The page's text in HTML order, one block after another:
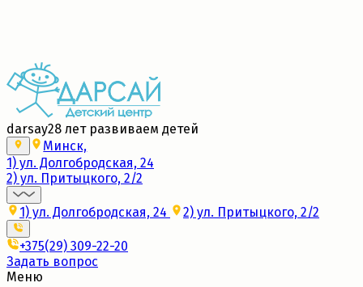
darsay28 лет развиваем детей
Минск,
1) ул. Долгобродская, 24
2) ул. Притыцкого, 2/2
1) ул. Долгобродская, 24 2) ул. Притыцкого, 2/2
+375(29) 309-22-20
Задать вопрос
Меню